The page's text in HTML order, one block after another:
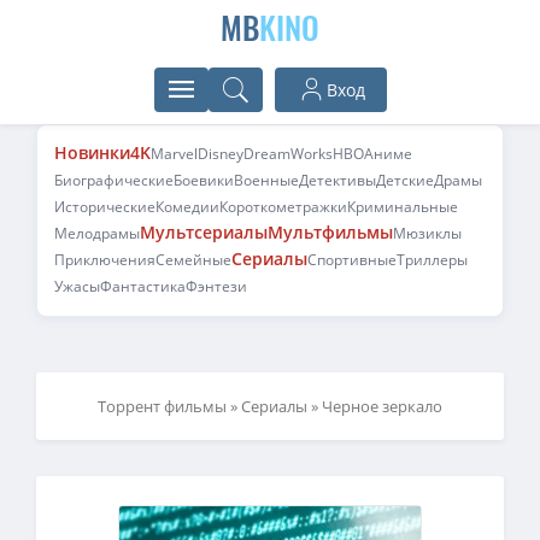
MBKINO
Вход
Новинки4KMarvelDisneyDreamWorksHBOАниме
БиографическиеБоевикиВоенныеДетективыДетскиеДрамы
ИсторическиеКомедииКороткометражкиКриминальные
МелодрамыМультсериалыМультфильмыМюзиклы
ПриключенияСемейныеСериалыСпортивныеТриллеры
УжасыФантастикаФэнтези
Торрент фильмы »Сериалы » Черное зеркало